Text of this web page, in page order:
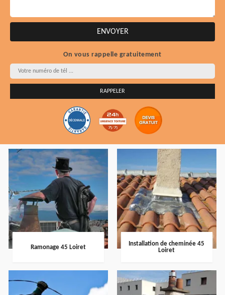
On vous rappelle gratuitement
Ramonage 45 Loiret
Installation de cheminée 45
Loiret